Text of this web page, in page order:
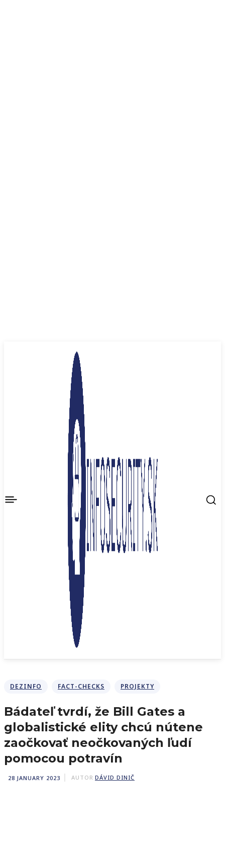
DEZINFO FACT-CHECKS PROJEKTY
Bádateľ tvrdí, že Bill Gates a
globalistické elity chcú nútene
zaočkovať neočkovaných ľudí
pomocou potravín
28 JANUARY 2023 AUTOR DÁVID DINIČ